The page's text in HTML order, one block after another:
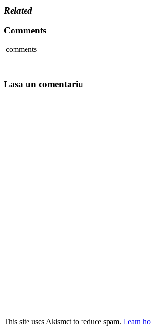
Related
Comments
comments
Lasa un comentariu
This site uses Akismet to reduce spam. Learn